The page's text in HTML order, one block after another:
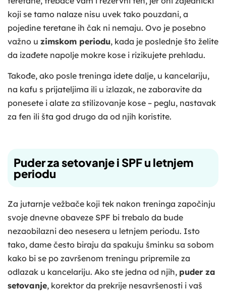
koji se tamo nalaze nisu uvek tako pouzdani, a
pojedine teretane ih čak ni nemaju. Ovo je posebno
važno u zimskom periodu, kada je poslednje što želite
da izađete napolje mokre kose i rizikujete prehladu.
Takođe, ako posle treninga idete dalje, u kancelariju,
na kafu s prijateljima ili u izlazak, ne zaboravite da
ponesete i alate za stilizovanje kose – peglu, nastavak
za fen ili šta god drugo da od njih koristite.
Puder za setovanje i SPF u letnjem
periodu
Za jutarnje vežbače koji tek nakon treninga započinju
svoje dnevne obaveze SPF bi trebalo da bude
nezaobilazni deo nesesera u letnjem periodu. Isto
tako, dame često biraju da spakuju šminku sa sobom
kako bi se po završenom treningu pripremile za
odlazak u kancelariju. Ako ste jedna od njih, puder za
setovanje, korektor da prekrije nesavršenosti i vaš